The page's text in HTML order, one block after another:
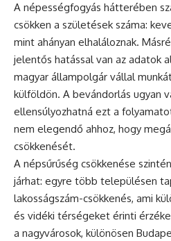
A népességfogyás hátterében
csökken a születések száma:
mint ahányan elhaláloznak.
jelentős hatással van az adatok
magyar állampolgár vállal
külföldön. A bevándorlás ugyan
ellensúlyozhatná ezt a
nem elegendő ahhoz, hogy
csökkenését.
A népsűrűség csökkenése
járhat: egyre több településen
lakosságszám-csökkenés, ami
és vidéki térségeket érinti
a nagyvárosok, különösen